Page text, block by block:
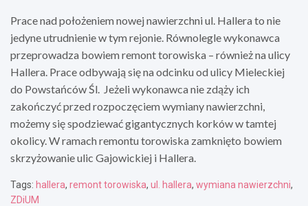
Prace nad położeniem nowej nawierzchni ul. Hallera to nie
jedyne utrudnienie w tym rejonie. Równolegle wykonawca
przeprowadza bowiem remont torowiska – również na ulicy
Hallera. Prace odbywają się na odcinku od ulicy Mieleckiej
do Powstańców Śl. Jeżeli wykonawca nie zdąży ich
zakończyć przed rozpoczęciem wymiany nawierzchni,
możemy się spodziewać gigantycznych korków w tamtej
okolicy. W ramach remontu torowiska zamknięto bowiem
skrzyżowanie ulic Gajowickiej i Hallera.
Tags: hallera, remont torowiska, ul. hallera, wymiana nawierzchni,
ZDiUM